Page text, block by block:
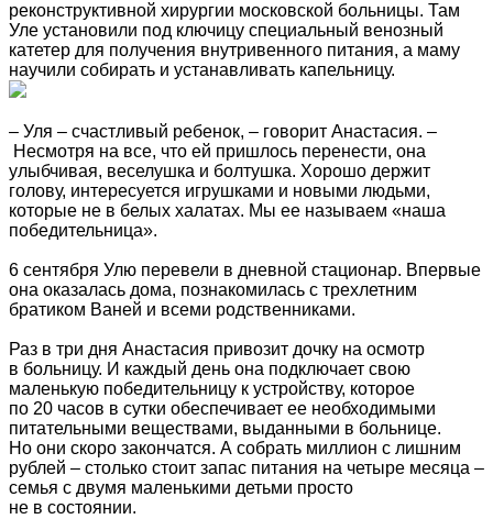
реконструктивной хирургии московской больницы. Там
Уле установили под ключицу специальный венозный
катетер для получения внутривенного питания, а маму
научили собирать и устанавливать капельницу.
– Уля – счастливый ребенок, – говорит Анастасия. –
Несмотря на все, что ей пришлось перенести, она
улыбчивая, веселушка и болтушка. Хорошо держит
голову, интересуется игрушками и новыми людьми,
которые не в белых халатах. Мы ее называем «наша
победительница».
6 сентября Улю перевели в дневной стационар. Впервые
она оказалась дома, познакомилась с трехлетним
братиком Ваней и всеми родственниками.
Раз в три дня Анастасия привозит дочку на осмотр
в больницу. И каждый день она подключает свою
маленькую победительницу к устройству, которое
по 20 часов в сутки обеспечивает ее необходимыми
питательными веществами, выданными в больнице.
Но они скоро закончатся. А собрать миллион с лишним
рублей – столько стоит запас питания на четыре месяца –
семья с двумя маленькими детьми просто
не в состоянии.